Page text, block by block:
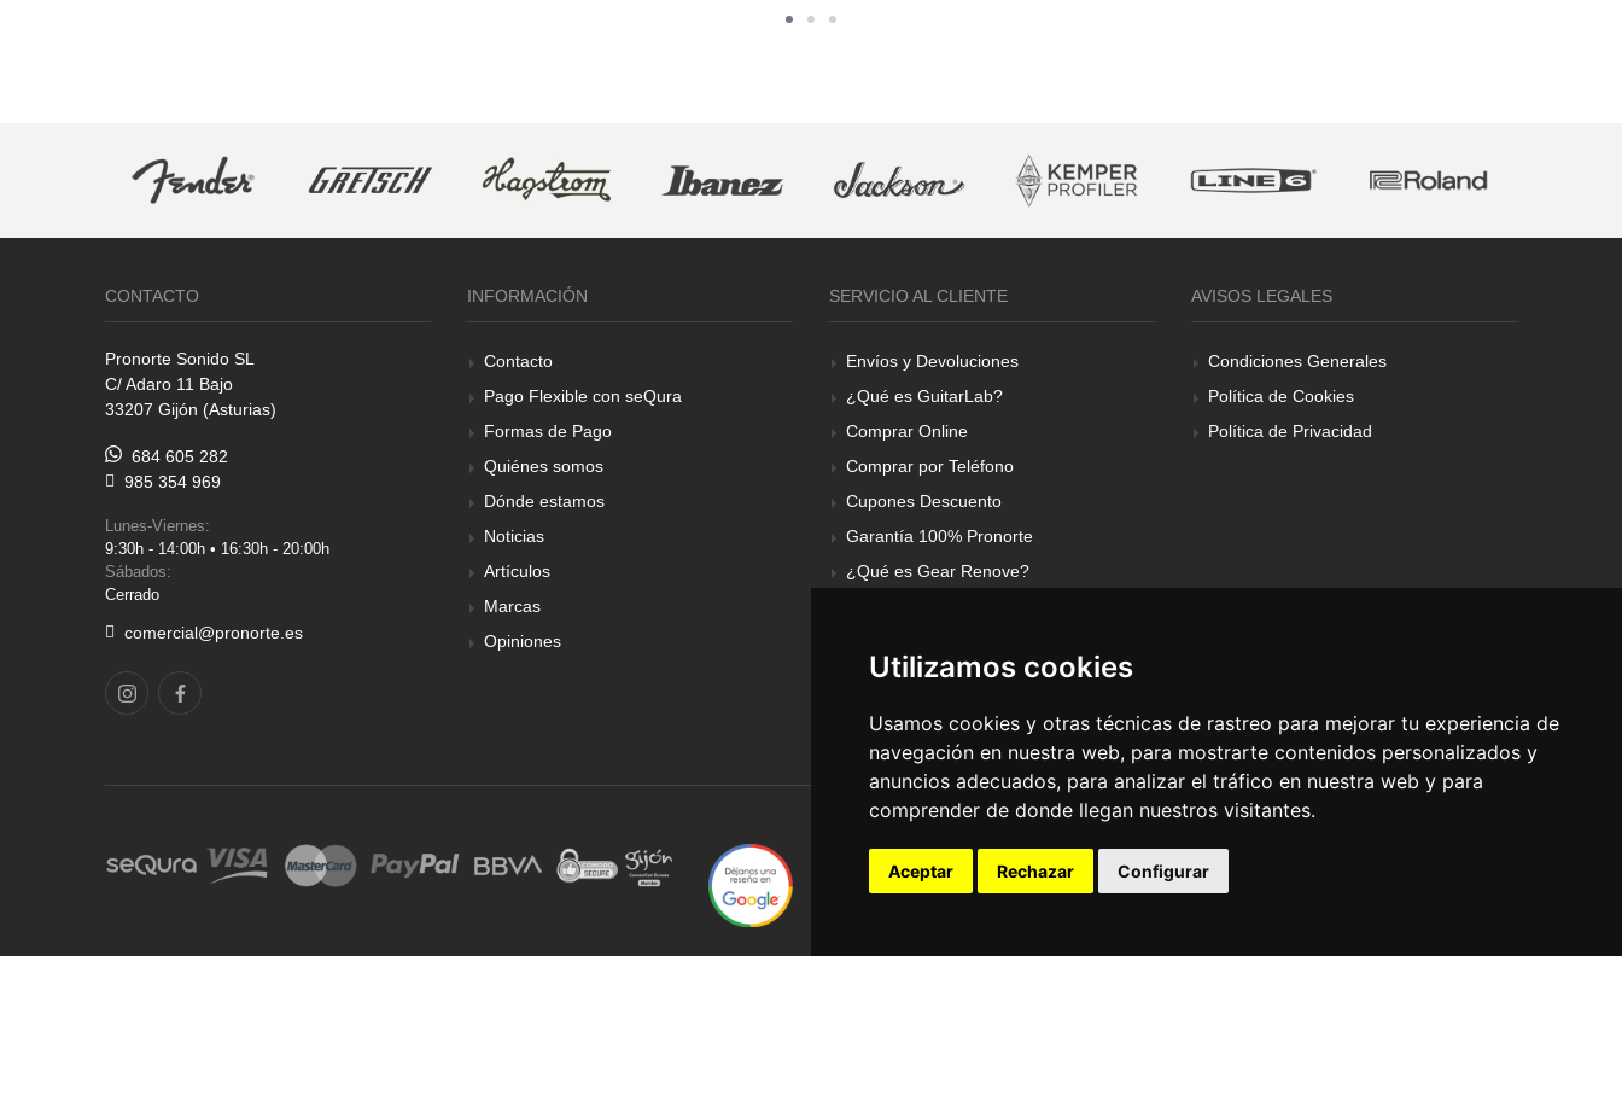
Utilizamos cookies
Usamos cookies y otras técnicas de rastreo para mejorar tu experiencia de
navegación en nuestra web, para mostrarte contenidos personalizados y
anuncios adecuados, para analizar el tráfico en nuestra web y para
comprender de donde llegan nuestros visitantes.
Aceptar Rechazar Configurar
CONTACTO
Pronorte Sonido SL
C/ Adaro 11 Bajo
33207 Gijón (Asturias)
684 605 282
985 354 969
Lunes-Viernes:
9:30h - 14:00h • 16:30h - 20:00h
Sábados:
Cerrado
comercial@pronorte.es
INFORMACIÓN
Contacto
Pago Flexible con seQura
Formas de Pago
Quiénes somos
Dónde estamos
Noticias
Artículos
Marcas
Opiniones
SERVICIO AL CLIENTE
Envíos y Devoluciones
¿Qué es GuitarLab?
Comprar Online
Comprar por Teléfono
Cupones Descuento
Garantía 100% Pronorte
¿Qué es Gear Renove?
AVISOS LEGALES
Condiciones Generales
Política de Cookies
Política de Privacidad
© Pronorte Sonido SL. Todos los derechos reservados.